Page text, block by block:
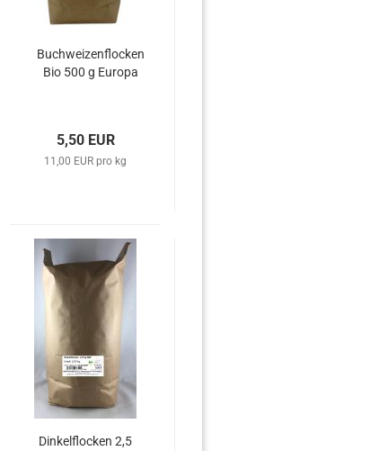
Buchweizenflocken
Bio 500 g Europa
5,50 EUR
11,00 EUR pro kg
Dinkelflocken 2,5